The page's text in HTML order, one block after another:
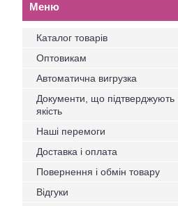
Каталог товарів
Оптовикам
Автоматична вигрузка
Документи, що підтверджують
якість
Наші перемоги
Доставка і оплата
Повернення і обмін товару
Відгуки